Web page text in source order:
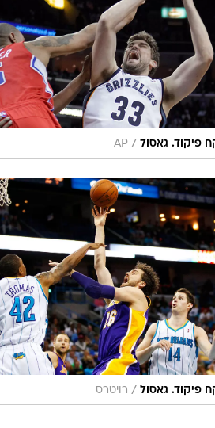
יורק בקרב על המקום השמיני
פיקוד. גאסול /
AP